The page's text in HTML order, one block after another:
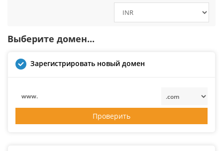
Выберите домен...
Зарегистрировать новый домен
www.
Проверить